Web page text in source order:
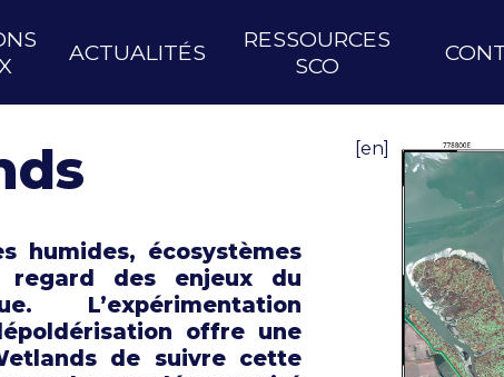
ACTUALITÉS
RESSOURCES
SCO
humides, écosystèmes
des enjeux du
L’expérimentation
offre une
de suivre cette
[en]